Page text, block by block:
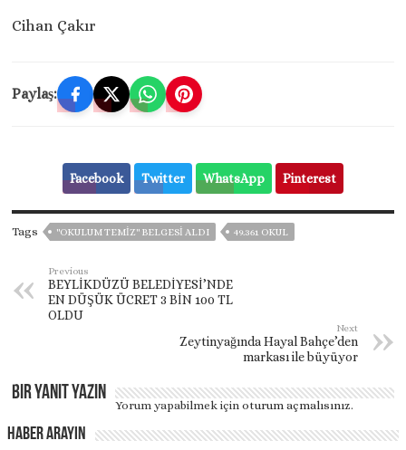
Cihan Çakır
Paylaş:
Facebook Twitter WhatsApp Pinterest
Tags "OKULUM TEMIZ" BELGESI ALDI 49.361 OKUL
Previous
BEYLİKDÜZÜ BELEDİYESİ’NDE
EN DÜŞÜK ÜCRET 3 BİN 100 TL
OLDU
Next
Zeytinyağında Hayal Bahçe’den
markası ile büyüyor
Bir yanıt yazın
Yorum yapabilmek içinoturum açmalısınız.
Haber Arayın